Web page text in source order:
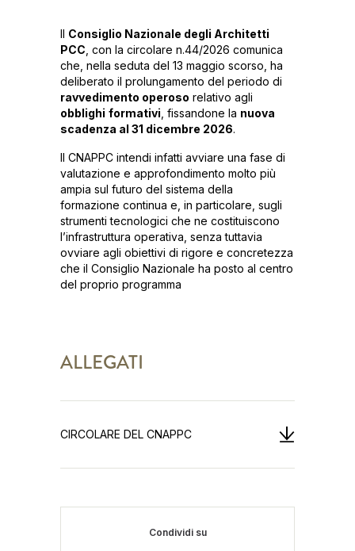
Il Consiglio Nazionale degli Architetti
PCC , con la circolare n.44/2026 comunica
che, nella seduta del 13 maggio scorso, ha
deliberato il prolungamento del periodo di
ravvedimento operoso relativo agli
obblighi formativi , fissandone la nuova
scadenza al 31 dicembre 2026.
Il CNAPPC intendi infatti avviare una fase di
valutazione e approfondimento molto più
ampia sul futuro del sistema della
formazione continua e, in particolare, sugli
strumenti tecnologici che ne costituiscono
l’infrastruttura operativa, senza tuttavia
ovviare agli obiettivi di rigore e concretezza
che il Consiglio Nazionale ha posto al centro
del proprio programma
ALLEGATI
CIRCOLARE DEL CNAPPC
Condividi su